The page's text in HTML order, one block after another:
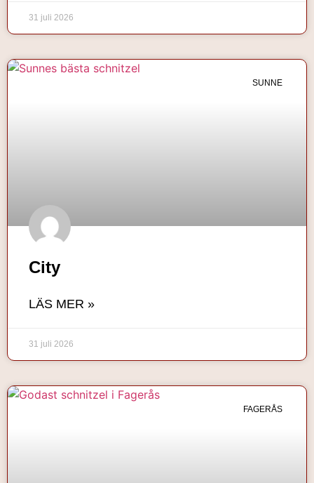
31 juli 2026
SUNNE
City
LÄS MER »
31 juli 2026
FAGERÅS